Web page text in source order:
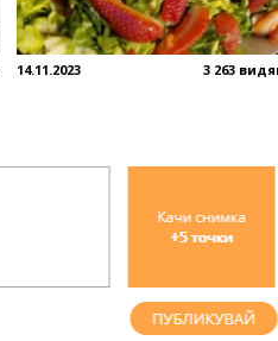
14.11.2023 3 263